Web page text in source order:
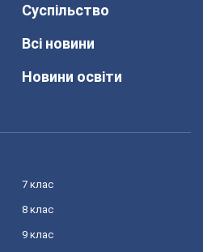
Суспільство
Всі новини
Новини освіти
7 клас
8 клас
9 клас